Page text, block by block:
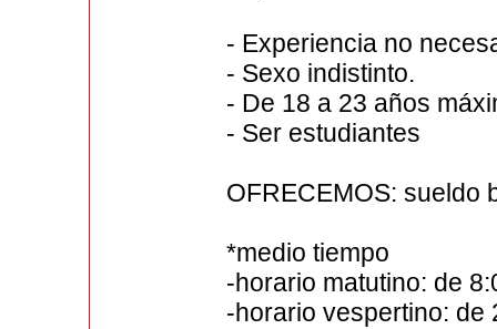
- Experiencia no
- Sexo indistinto.
- De 18 a 23 años
- Ser estudiantes
OFRECEMOS: sueldo
*medio tiempo
-horario matutino: de
-horario vespertino: de